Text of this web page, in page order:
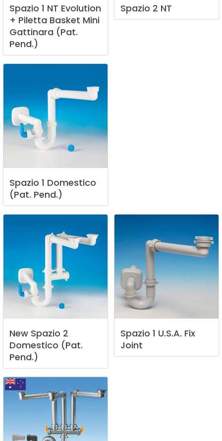
Spazio 1 NT Evolution
+ Piletta Basket Mini
Gattinara (Pat.
Pend.)
Spazio 2 NT
Spazio 1 Domestico
(Pat. Pend.)
New Spazio 2
Domestico (Pat.
Pend.)
Spazio 1 U.S.A. Fix
Joint